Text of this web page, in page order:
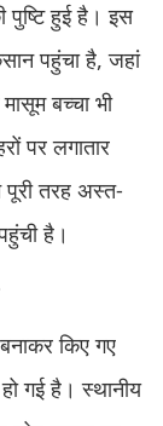
पुष्टि हुई है। इस
पहुंचा है, जहां
बच्चा भी
पर लगातार
पूरी तरह अस्त-
है।
किए गए
गई है। स्थानीय